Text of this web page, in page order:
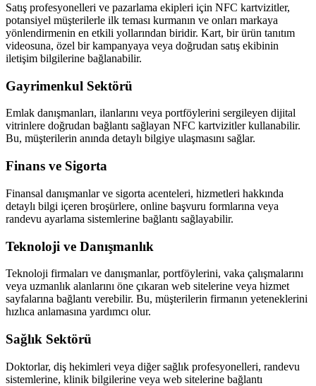
Satış profesyonelleri ve pazarlama ekipleri için NFC kartvizitler,
potansiyel müşterilerle ilk teması kurmanın ve onları markaya
yönlendirmenin en etkili yollarından biridir. Kart, bir ürün tanıtım
videosuna, özel bir kampanyaya veya doğrudan satış ekibinin
iletişim bilgilerine bağlanabilir.
Gayrimenkul Sektörü
Emlak danışmanları, ilanlarını veya portföylerini sergileyen dijital
vitrinlere doğrudan bağlantı sağlayan NFC kartvizitler kullanabilir.
Bu, müşterilerin anında detaylı bilgiye ulaşmasını sağlar.
Finans ve Sigorta
Finansal danışmanlar ve sigorta acenteleri, hizmetleri hakkında
detaylı bilgi içeren broşürlere, online başvuru formlarına veya
randevu ayarlama sistemlerine bağlantı sağlayabilir.
Teknoloji ve Danışmanlık
Teknoloji firmaları ve danışmanlar, portföylerini, vaka çalışmalarını
veya uzmanlık alanlarını öne çıkaran web sitelerine veya hizmet
sayfalarına bağlantı verebilir. Bu, müşterilerin firmanın yeteneklerini
hızlıca anlamasına yardımcı olur.
Sağlık Sektörü
Doktorlar, diş hekimleri veya diğer sağlık profesyonelleri, randevu
sistemlerine, klinik bilgilerine veya web sitelerine bağlantı